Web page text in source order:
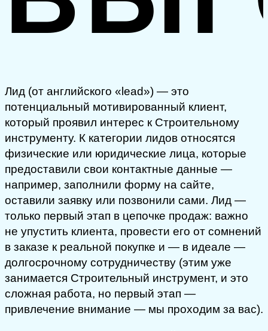
Лид (от английского «lead») — это
потенциальный мотивированный клиент,
который проявил интерес к Строительному
инструменту. К категории лидов относятся
физические или юридические лица, которые
предоставили свои контактные данные —
например, заполнили форму на сайте,
оставили заявку или позвонили сами. Лид —
только первый этап в цепочке продаж: важно
не упустить клиента, провести его от сомнений
в заказе к реальной покупке и — в идеале —
долгосрочному сотрудничеству (этим уже
занимается Строительный инструмент, и это
сложная работа, но первый этап —
привлечение внимание — мы проходим за вас).